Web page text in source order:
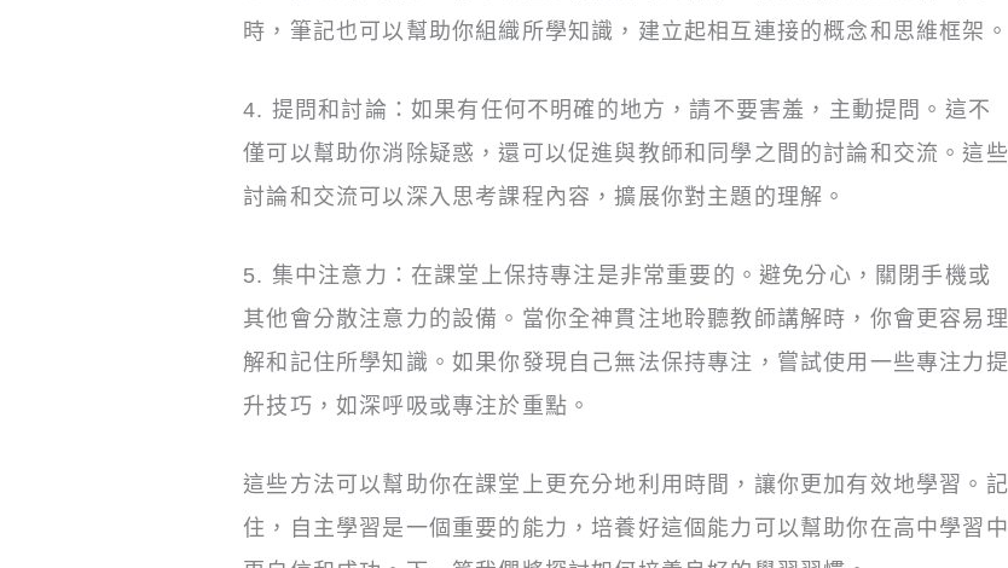
時，筆記也可以幫助你組織所學知識，建立起相互連接的概念和思維框架。
4. 提問和討論：如果有任何不明確的地方，請不要害羞，主動提問。這不
僅可以幫助你消除疑惑，還可以促進與教師和同學之間的討論和交流。這些
討論和交流可以深入思考課程內容，擴展你對主題的理解。
5. 集中注意力：在課堂上保持專注是非常重要的。避免分心，關閉手機或
其他會分散注意力的設備。當你全神貫注地聆聽教師講解時，你會更容易理
解和記住所學知識。如果你發現自己無法保持專注，嘗試使用一些專注力提
升技巧，如深呼吸或專注於重點。
這些方法可以幫助你在課堂上更充分地利用時間，讓你更加有效地學習。記
住，自主學習是一個重要的能力，培養好這個能力可以幫助你在高中學習中